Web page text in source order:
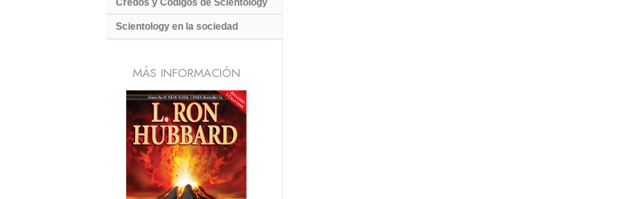
Credos y Códigos de Scientology
Scientology en la sociedad
MÁS INFORMACIÓN